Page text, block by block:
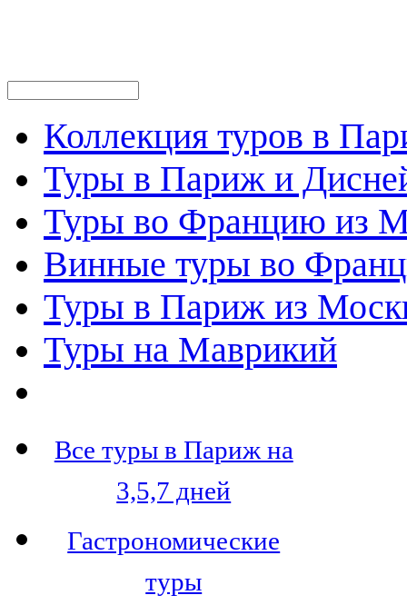
Коллекция туров в
Туры в Париж и
Туры во Францию из
Винные туры во
Туры в Париж из
Туры на Маврикий
Все туры в Париж на
3,5,7 дней
Гастрономические
туры